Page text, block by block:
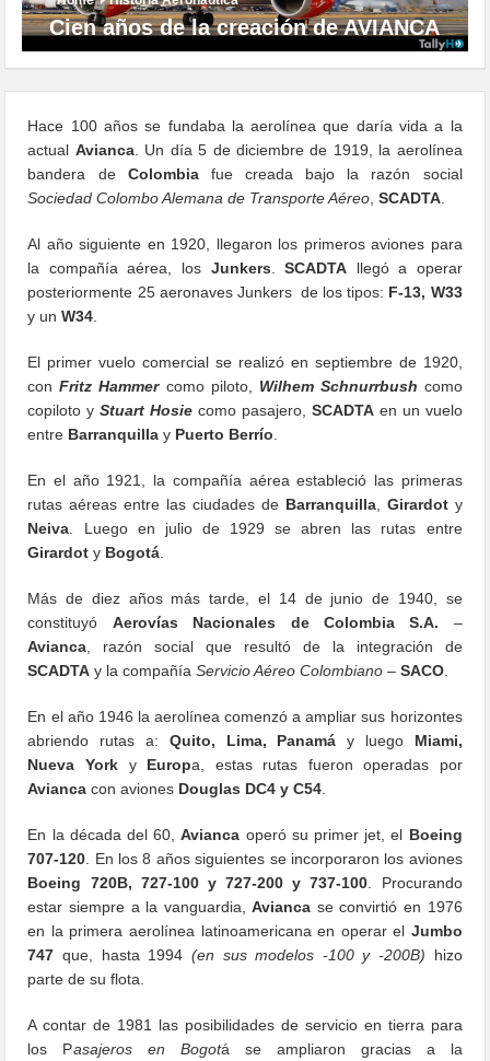
Cien años de la creación de AVIANCA
Hace 100 años se fundaba la aerolínea que daría vida a la
actual Avianca. Un día 5 de diciembre de 1919, la ae​rolínea
bandera de Colombiafue creada bajo la razón social
Sociedad Colombo Alemana de Transporte Aéreo ,SCADTA
Al año siguiente en 1920, llegaron los primeros aviones para
la compañía aérea, los Junkers .SCADTA llegó a operar
posteriormente 25 aeronaves Junkers de los tipos: F-13, W33
y unW34
El primer vuelo comercial se realizó en septiembre de 1920,
con F​ritz Hammercomo piloto, Wilhem Schnurrbush como
copiloto yStuart Hosie como pasajero, SCADTAen un vuelo
entre Barranquilla y Puerto Berrío
En el año 1921, la compañía aérea estableció las primeras
rutas aéreas entre las ciudades de Barranquilla, Girardoty
Neiva .​ Luego en julio de 1929 se abren las rutas entre
Girardot y Bogotá
Más de diez años más tarde, el 14 de junio de 1940, se
constituyó Ae​rovías Nacionales de Colombia S.A. –
Avianca , razón social que resultó de la integración de
SCADTA y la compañíaServicio Aéreo Colombiano –SACO
En el año 1946 la aerolínea comenzó a ampliar sus horizontes
abriendo rutas a: Quito, Lima, Panamáy luegoMiami,
Nueva York yEuropa, estas rutas fueron operadas por
Avianca con aviones Douglas DC4 ​y C54
En la década del 60,Avianca operó su primer jet, el Boeing
707-120 . En los 8 años siguientes se incorporaron los aviones
Boeing 720B, 727-100 y 727-200 y 737-100 . Procurando
estar siempre a la vanguardia,Avianca se convirtió e​n 1976
en la primera aerolínea latinoamericana en operar el Jumbo
747 que, hasta 1994 (en sus modelos -100 y -200B) hizo
parte de su flota.
A contar de 1981 las posibilidades de servicio en tierra para
los Pasajeros en Bogotá se ampliaron gracias a la